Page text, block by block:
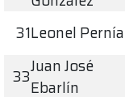
31Leonel Pernía
33Juan José
Ebarlín